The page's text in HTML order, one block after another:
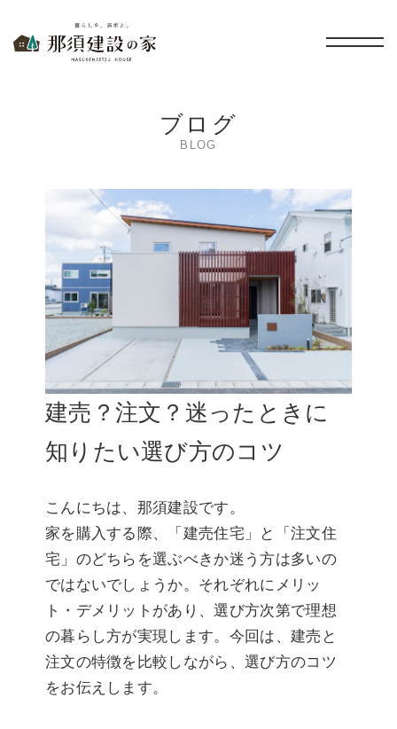
ブログ
BLOG
建売？注文？迷ったときに
知りたい選び方のコツ
こんにちは、那須建設です。
家を購入する際、「建売住宅」と「注文住
宅」のどちらを選ぶべきか迷う方は多いの
ではないでしょうか。それぞれにメリッ
ト・デメリットがあり、選び方次第で理想
の暮らし方が実現します。今回は、建売と
注文の特徴を比較しながら、選び方のコツ
をお伝えします。